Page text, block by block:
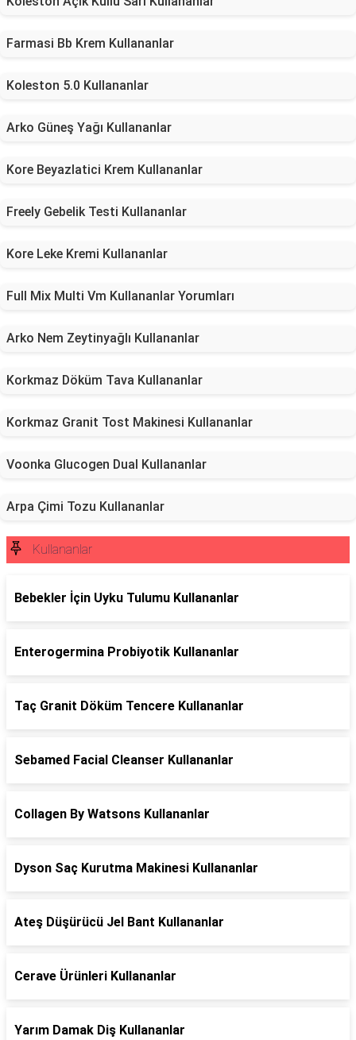
Farmasi Bb Krem Kullananlar
Koleston 5.0 Kullananlar
Arko Güneş Yağı Kullananlar
Kore Beyazlatici Krem Kullananlar
Freely Gebelik Testi Kullananlar
Kore Leke Kremi Kullananlar
Full Mix Multi Vm Kullananlar Yorumları
Arko Nem Zeytinyağlı Kullananlar
Korkmaz Döküm Tava Kullananlar
Korkmaz Granit Tost Makinesi Kullananlar
Voonka Glucogen Dual Kullananlar
Arpa Çimi Tozu Kullananlar
Kullananlar
Bebekler İçin Uyku Tulumu Kullananlar
Enterogermina Probiyotik Kullananlar
Taç Granit Döküm Tencere Kullananlar
Sebamed Facial Cleanser Kullananlar
Collagen By Watsons Kullananlar
Dyson Saç Kurutma Makinesi Kullananlar
Ateş Düşürücü Jel Bant Kullananlar
Cerave Ürünleri Kullananlar
Yarım Damak Diş Kullananlar